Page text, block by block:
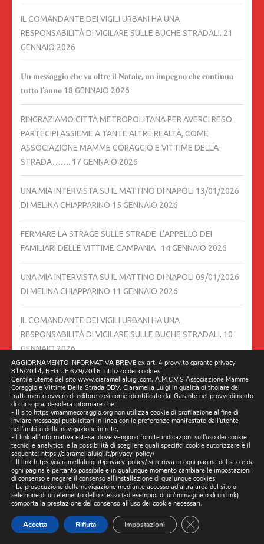
IL COMANDANTE DEI VIGILI URBANI HA UNA
RESPONSABILITÀ DI VIGILARE SULLE BUCHE STRADALI. 21
GENNAIO 2026
𝐔𝐧 𝐦𝐞𝐬𝐬𝐚𝐠𝐠𝐢𝐨 𝐜𝐡𝐞 𝐯𝐚 𝐨𝐥𝐭𝐫𝐞 𝐢𝐥 𝐍𝐚𝐭𝐚𝐥𝐞, 𝐮𝐧 𝐢𝐦𝐩𝐞𝐠𝐧𝐨 𝐜𝐡𝐞 𝐜𝐨𝐧𝐭𝐢𝐧𝐮𝐚
𝐭𝐮𝐭𝐭𝐨 𝐥’𝐚𝐧𝐧𝐨 18 GENNAIO 2026
RINGRAZIAMO CITTÀ METROPOLITANA PER AVERCI RESO
PARTECIPI ASSIEME A TANTE ALTRE REALTÀ, COME
ASSOCIAZIONE MAMME CORAGGIO E VITTIME DELLA
STRADA……. 17 GENNAIO 2026
UNA MIA INTERVISTA SU IL MATTINO DI NAPOLI 13/01/2026
DI MELINA CHIAPPARINO 15 GENNAIO 2026
FERMARE LA STRAGE SULLE STRADE: L’APPELLO DEI
FAMILIARI DELLE VITTIME CAMPANIA
14 GENNAIO 2026
UNA MIA INTERVISTA SU IL MATTINO DI NAPOLI 09/01/2026
DI MELINA CHIAPPARINO 11 GENNAIO 2026
IL COMANDANTE DEI VIGILI URBANI HA UNA
RESPONSABILITÀ DI VIGILARE SULLE BUCHE STRADALI. 10
GENNAIO 2026
LETTERA APERTA A TUTTI I CITTADINI DI AVERSA PER LE
CRITICITÀ DELLO STATO PESSIMO DELLE STRADA DELLA
CITTÀ.–10 GENNAIO 2026
ASSOCIAZIONI VITTIME DELLA STRADA: URGENTE UN
TAVOLO TECNICO CONTRO LA STRAGE IN CAMPANIA4
GENNAIO 2026
LE ASSOCIAZIONI VITTIME DELLA STRADA CHIEDONO UN
INCONTRO CON IL PRESIDENTE FICO, PREFETTI DELLA
CAMPANIA E QUESTORI. 2 GENNAIO 2026
AGGIORNAMENTO INFORMATIVA BREVE ex art. 4 provv.to garante privacy
815/2014, REG UE 679/2016. utilizzo dei cookies.
Gentile utente del sito www.ciaramellaluigi.com, A.M.C.V.S Associazione Mamme
Coraggio e Vittime Della Strada ODV, Ciaramella Luigi in qualità di titolare del
trattamento ovvero di editore così come identificato dal Garante nel provvedimento
di cui sopra, desidera informare che:
- Il sito https://mammecoraggio.org non utilizza cookie di profilazione al fine di
inviare messaggi pubblicitari in linea con le preferenze manifestate dall'utente
nell'ambito della navigazione in rete;
-Il link all'informativa estesa, dove vengono fornite indicazioni sull'uso dei cookie
tecnici e analytics, e la possibilità di scegliere quali specifici cookie autorizzare è il
seguente: https://ciaramellaluigi.it/privacy-policy/
- Il link https://ciaramellaluigi.it/privacy-policy/si ritrova in ogni pagina del sito e da
ogni pagina è pertanto possibile e in qualunque momento cambiare le impostazioni
di consenso e negare il consenso all'installazione di qualunque cookies;
- La prosecuzione della navigazione mediante accesso ad altra area del sito o
selezione di un elemento dello stesso (ad esempio, di un'immagine o di un link)
comporta la prestazione del consenso all'uso dei cookie necessari.
Accetta Rifiuta Impostazioni CLOSE GDPR